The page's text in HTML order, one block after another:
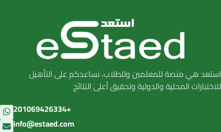
استعد هي منصة للمعلمين وللطلاب، نساعدكم على التأهيل
للاختبارات المحلية والدولية وتحقيق أعلى النتائج
201069426334+
info@estaed.com